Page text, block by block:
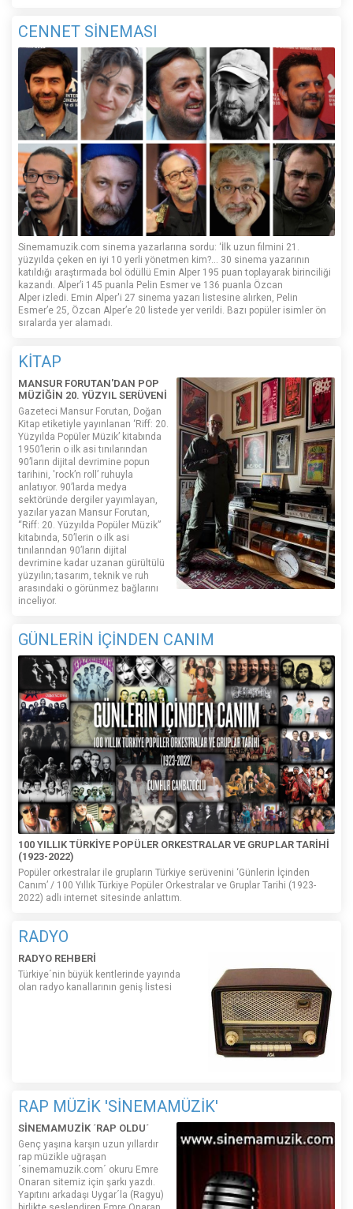
CENNET SİNEMASI
Sinemamuzik.com sinema yazarlarına sordu: ‘İlk uzun filmini 21.
yüzyılda çeken en iyi 10 yerli yönetmen kim?... 30 sinema yazarının
katıldığı araştırmada bol ödüllü Emin Alper 195 puan toplayarak birinciliği
kazandı. Alper’i 145 puanla Pelin Esmer ve 136 puanla Özcan
Alper izledi. Emin Alper'i 27 sinema yazarı listesine alırken, Pelin
Esmer’e 25, Özcan Alper’e 20 listede yer verildi. Bazı popüler isimler ön
sıralarda yer alamadı.
KİTAP
MANSUR FORUTAN'DAN POP
MÜZİĞİN 20. YÜZYIL SERÜVENİ
Gazeteci Mansur Forutan, Doğan
Kitap etiketiyle yayınlanan ‘Riff: 20.
Yüzyılda Popüler Müzik’ kitabında
1950’lerin o ilk asi tınılarından
90’ların dijital devrimine popun
tarihini, 'rock’n roll’ ruhuyla
anlatıyor. 90’larda medya
sektöründe dergiler yayımlayan,
yazılar yazan Mansur Forutan,
“Riff: 20. Yüzyılda Popüler Müzik”
kitabında, 50’lerin o ilk asi
tınılarından 90’ların dijital
devrimine kadar uzanan gürültülü
yüzyılın; tasarım, teknik ve ruh
arasındaki o görünmez bağlarını
inceliyor.
GÜNLERİN İÇİNDEN CANIM
100 YILLIK TÜRKİYE POPÜLER ORKESTRALAR VE GRUPLAR TARİHİ
(1923-2022)
Popüler orkestralar ile grupların Türkiye serüvenini ‘Günlerin İçinden
Canım’ / 100 Yıllık Türkiye Popüler Orkestralar ve Gruplar Tarihi (1923-
2022) adlı internet sitesinde anlattım.
RADYO
RADYO REHBERİ
Türkiye´nin büyük kentlerinde yayında
olan radyo kanallarının geniş listesi
RAP MÜZİK 'SİNEMAMÜZİK'
SİNEMAMUZİK ´RAP OLDU´
Genç yaşına karşın uzun yıllardır
rap müzikle uğraşan
´sinemamuzik.com´ okuru Emre
Onaran sitemiz için şarkı yazdı.
Yapıtını arkadaşı Uygar´la (Ragyu)